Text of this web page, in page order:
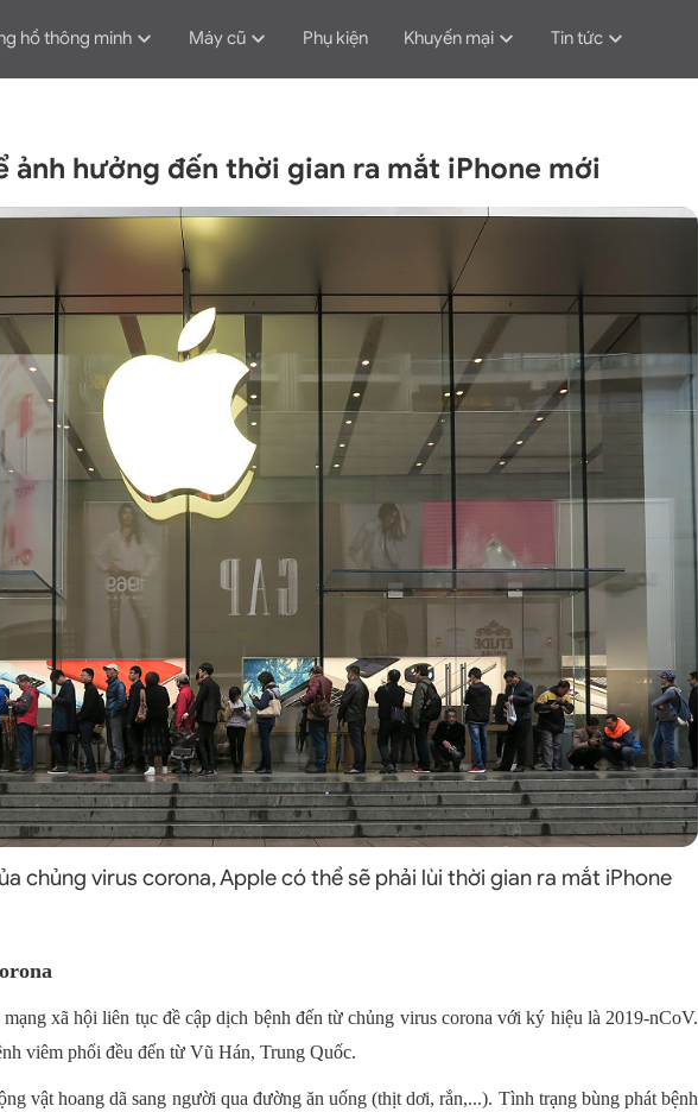
hồ thông minh Máy cũ Phụ kiện Khuyến mại Tin tức
ảnh hưởng đến thời gian ra mắt iPhone mới
chủng virus corona, Apple có thể sẽ phải lùi thời gian ra mắt iPhone
xã hội liên tục đề cập dịch bệnh đến từ chủng virus corona với ký hiệu là 2019-nCoV.
viêm phổi đều đến từ Vũ Hán, Trung Quốc.
vật hoang dã sang người qua đường ăn uống (thịt dơi, rắn,...). Tình trạng bùng phát bệnh